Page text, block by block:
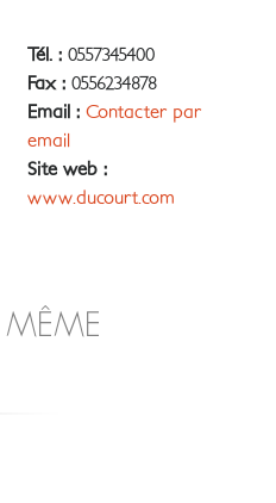
Tél. : 0557345400
Fax : 0556234878
Email : Contacter par
email
Site web :
www.ducourt.com
MÊME